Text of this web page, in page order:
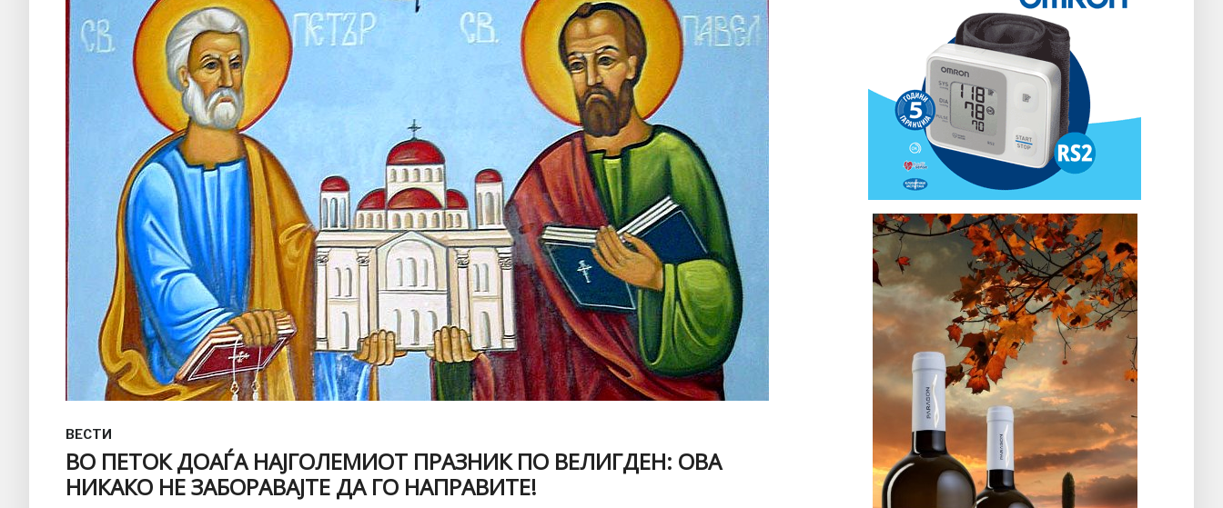
ВЕСТИ
ВО ПЕТОК ДОАЃА НАЈГОЛЕМИОТ ПРАЗНИК ПО ВЕЛИГДЕН: ОВА
НИКАКО НЕ ЗАБОРАВАЈТЕ ДА ГО НАПРАВИТЕ!